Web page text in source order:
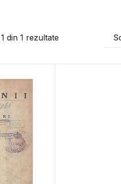
1 din 1 rezultate